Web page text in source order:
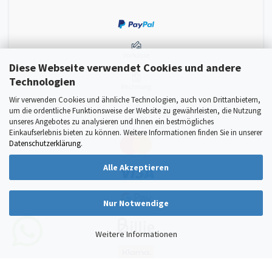
Diese Webseite verwendet Cookies und andere
Technologien
Wir verwenden Cookies und ähnliche Technologien, auch von Drittanbietern,
um die ordentliche Funktionsweise der Website zu gewährleisten, die Nutzung
unseres Angebotes zu analysieren und Ihnen ein bestmögliches
Einkaufserlebnis bieten zu können. Weitere Informationen finden Sie in unserer
Datenschutzerklärung.
Alle Akzeptieren
Nur Notwendige
Weitere Informationen